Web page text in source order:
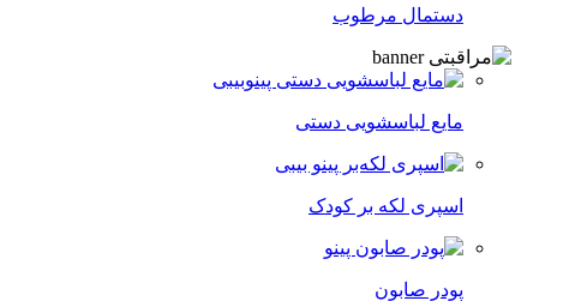
دستمال مرطوب
مایع لباسشویی دستی
اسپری لکه‌ بر کودک
پودر صابون